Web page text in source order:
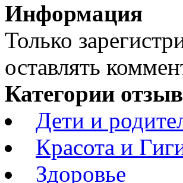
Информация
Только
оставлять
Категории
Дети и
Красота и
Здоровье